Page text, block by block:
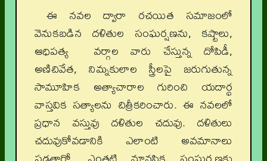
ఈ నవల ద్వారా రచయిత సమాజంలో
వెనుకబడిన దళితుల సంఘర్షణను, కష్టాలు,
ఆధిపత్య వర్గాల వారు చేస్తున్న దోపిడీ,
అణిచివేత, నిమ్నకులాల స్త్రీలపై జరుగుతున్న
సామూహిక అత్యాచారాల గురించి యదార్థ
వాస్తవిక సత్యాలను చిత్రీకరించారు. ఈ నవలలో
ప్రధాన వస్తువు దళితుల చదువు. దళితులు
చదువుకోవడానికి ఎలాంటి అవమానాలు